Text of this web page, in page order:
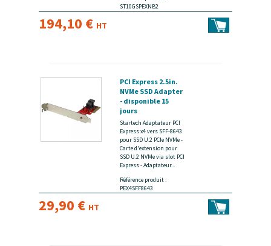
ST10GSPEXNB2
194,10 € HT
PCI Express 2.5in.
NVMe SSD Adapter
- disponible 15
jours
Startech Adaptateur PCI
Express x4 vers SFF-8643
pour SSD U.2 PCIe NVMe -
Carte d'extension pour
SSD U.2 NVMe via slot PCI
Express - Adaptateur...
Référence produit :
PEX4SFF8643
29,90 € HT